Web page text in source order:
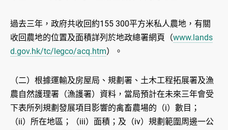
過去三年，政府共收回約155 300平方米私人農地，有關
收回農地的位置及面積詳列於地政總署網頁（www.lands
d.gov.hk/tc/legco/acq.htm）。
（二）根據運輸及房屋局、規劃署、土木工程拓展署及漁
農自然護理署（漁護署）資料，當局預計在未來三年會受
下表所列規劃發展項目影響的禽畜農場的（i）數目；
（ii）所在地區；（iii）面積；及（iv）規劃範圍周邊一公